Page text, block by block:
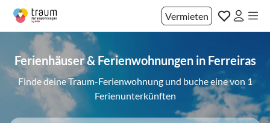
Vermieten
Ferienhäuser & Ferienwohnungen in Ferreiras
Finde deine Traum-Ferienwohnung und buche eine von 1
Ferienunterkünften